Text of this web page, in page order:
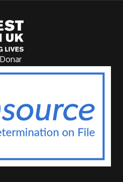
Donar